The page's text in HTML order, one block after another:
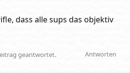
dass alle sups das objektiv
Antworten
geantwortet.